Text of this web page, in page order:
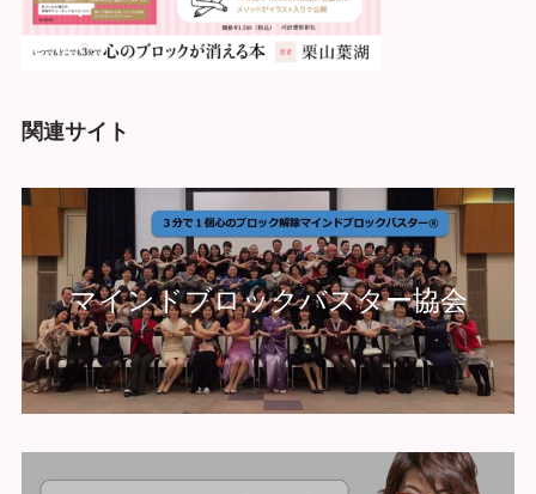
関連サイト
マインドブロックバスター協会